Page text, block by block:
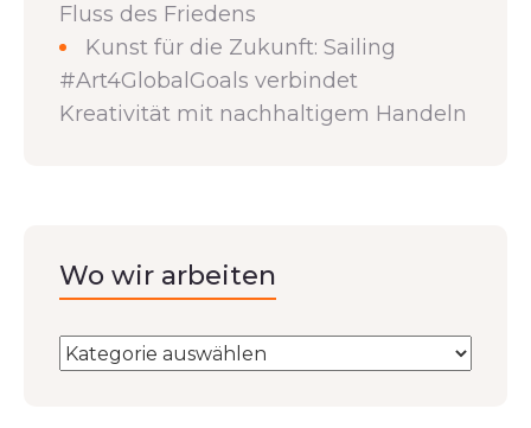
Fluss des Friedens
Kunst für die Zukunft: Sailing
#Art4GlobalGoals verbindet
Kreativität mit nachhaltigem Handeln
Wo wir arbeiten